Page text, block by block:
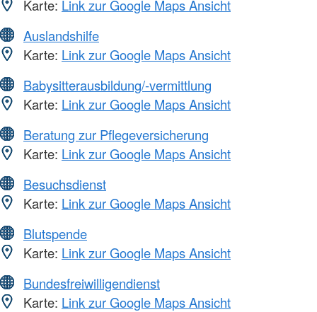
Karte: Link zur Google Maps Ansicht
Auslandshilfe
Karte: Link zur Google Maps Ansicht
Babysitterausbildung/-vermittlung
Karte: Link zur Google Maps Ansicht
Beratung zur Pflegeversicherung
Karte: Link zur Google Maps Ansicht
Besuchsdienst
Karte: Link zur Google Maps Ansicht
Blutspende
Karte: Link zur Google Maps Ansicht
Bundesfreiwilligendienst
Karte: Link zur Google Maps Ansicht